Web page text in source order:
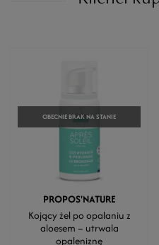
OBECNIE BRAK NA STANIE
PROPOS'NATURE
Kojący żel po opalaniu z
aloesem – utrwala
opaleniznę